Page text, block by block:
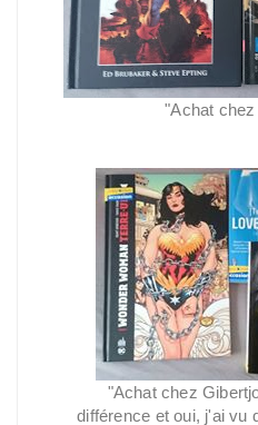
"Achat chez
"Achat chez
différence et oui, j'ai vu